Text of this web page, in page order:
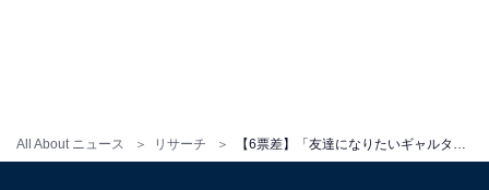
All About ニュース リサーチ
「頭が良いと思うギャルタレント」ランキング！ 2位